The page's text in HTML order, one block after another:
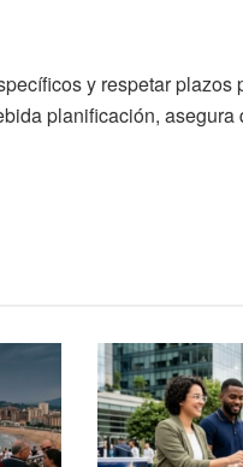
y respetar
planificación,